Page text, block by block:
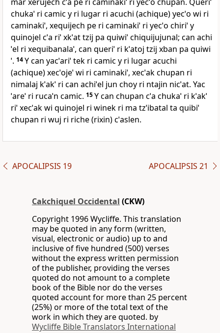
chukaˈ ri camic y ri lugar ri acuchi (achique) yecˈo wi ri
caminakiˈ, xequijech pe ri caminakiˈ ri yecˈo chiriˈ y
quinojel cˈa riˈ xkˈat tzij pa quiwiˈ chiquijujunal; can achi
ˈel ri xequibanalaˈ, can queriˈ ri kˈatoj tzij xban pa quiwi
ˈ. 14Y can yacˈariˈ tek ri camic y ri lugar acuchi
(achique) xecˈojeˈ wi ri caminakiˈ, xecˈak chupan ri
nimalaj kˈakˈ ri can achiˈel jun choy ri ntajin nicˈat. Yac
ˈareˈ ri rucaˈn camic. 15Y can chupan cˈa chukaˈ ri kˈakˈ
riˈ xecˈak wi quinojel ri winek ri ma tzˈibatal ta quibiˈ
chupan ri wuj ri riche (rixin) cˈaslen.
APOCALIPSIS 19 APOCALIPSIS 21
Cakchiquel Occidental (CKW)
Copyright 1996 Wycliffe. This translation
may be quoted in any form (written,
visual, electronic or audio) up to and
inclusive of five hundred (500) verses
without the express written permission
of the publisher, providing the verses
quoted do not amount to a complete
book of the Bible nor do the verses
quoted account for more than 25 percent
(25%) or more of the total text of the
work in which they are quoted. by
Wycliffe Bible Translators International